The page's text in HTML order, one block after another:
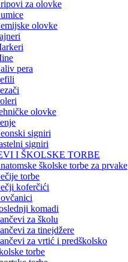
za olovke
olovke
pera
olovke
signiri
signiri
I ŠKOLSKE TORBE
školske torbe za prvake
torbe
koferčići
komadi
za školu
za tinejdžere
za vrtić i predškolsko
torbe